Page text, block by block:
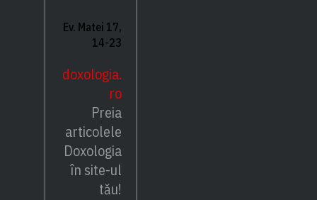
Ev. Matei 17,
14-23
doxologia.
ro
Preia
articolele
Doxologia
în site-ul
tău!